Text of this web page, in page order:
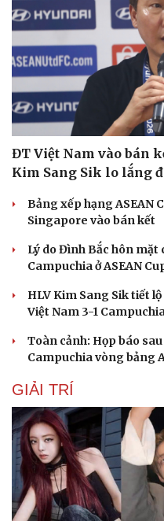
Dinh dưỡng - món ngon
Cây thuốc
Sản phụ khoa
Nhi khoa
Làm đẹp - giảm cân
Phòng mạch online
ĐT Việt Nam vào bán
Kim Sang Sik lo lắng
Bảng xếp hạng ASEAN
Singapore vào bán kết
Lý do Đình Bắc hôn mặt
Campuchia ở ASEAN
HLV Kim Sang Sik tiết
Việt Nam 3-1
Toàn cảnh: Họp báo
Campuchia vòng bảng
GIẢI TRÍ